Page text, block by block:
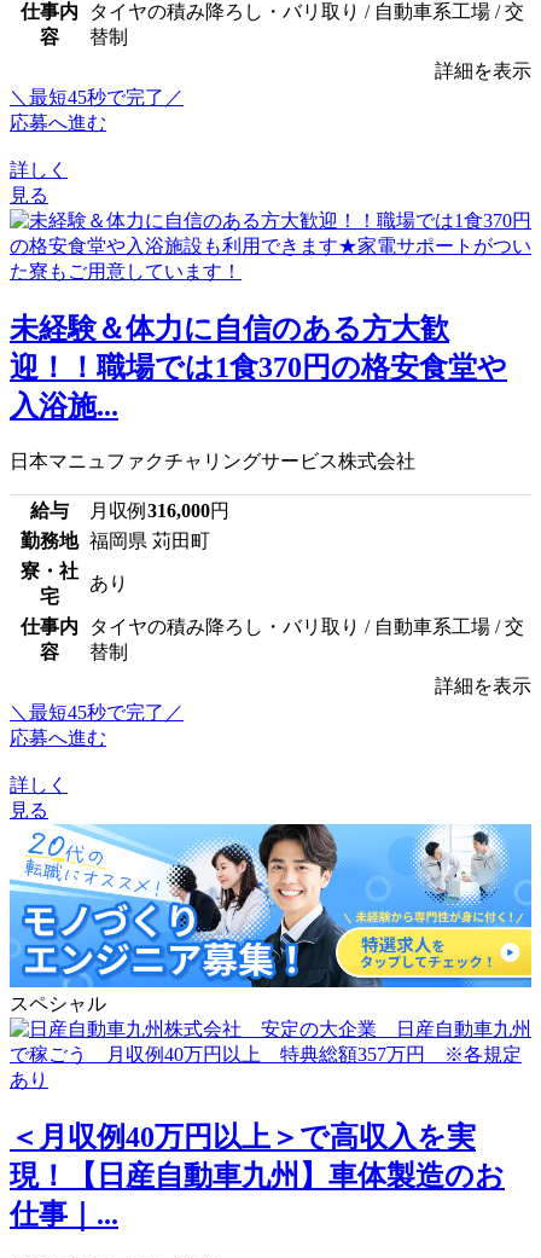
仕事内
容
タイヤの積み降ろし・バリ取り / 自動車系工場 / 交
替制
詳細を表示
＼最短45秒で完了／
応募へ進む
詳しく
見る
未経験＆体力に自信のある方大歓
迎！！職場では1食370円の格安食堂や
入浴施...
日本マニュファクチャリングサービス株式会社
給与 月収例 316,000円
勤務地 福岡県 苅田町
寮・社
宅
あり
仕事内
容
タイヤの積み降ろし・バリ取り / 自動車系工場 / 交
替制
詳細を表示
＼最短45秒で完了／
応募へ進む
詳しく
見る
スペシャル
＜月収例40万円以上＞で高収入を実
現！【日産自動車九州】車体製造のお
仕事｜...